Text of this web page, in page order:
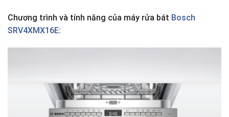
Chương trình và tính năng của máy rửa bát Bosch
SRV4XMX16E: